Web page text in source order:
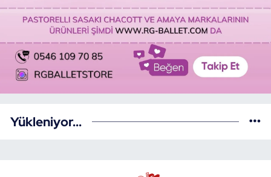
Yükleniyor...